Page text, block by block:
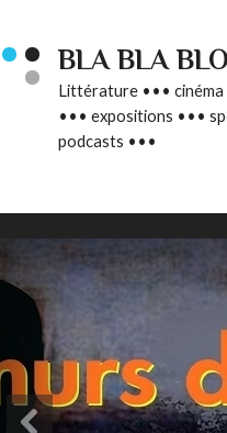
BLA BLA
Littérature •••
••• expositions •••
podcasts •••